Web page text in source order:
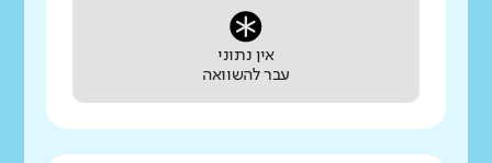
אין נתוני
עבר להשוואה